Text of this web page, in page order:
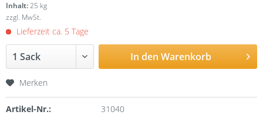
Inhalt:25 kg
zzgl. MwSt.
Lieferzeit ca. 5 Tage
In den Warenkorb
Merken
Artikel-Nr.: 31040